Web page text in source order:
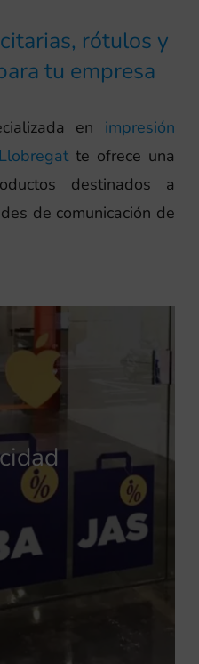
rótulos y
tu empresa
en impresión
te ofrece una
destinados a
de comunicación de